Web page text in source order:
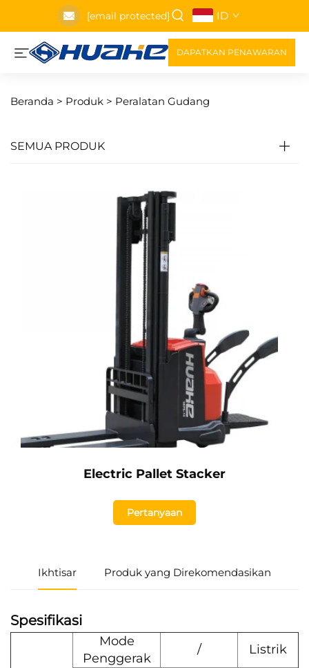
[email protected] ID
DAPATKAN PENAWARAN
Beranda > Produk > Peralatan Gudang
SEMUA PRODUK
Electric Pallet Stacker
Pertanyaan
Ikhtisar Produk yang Direkomendasikan
Spesifikasi
Mode
Penggerak
/
Listrik